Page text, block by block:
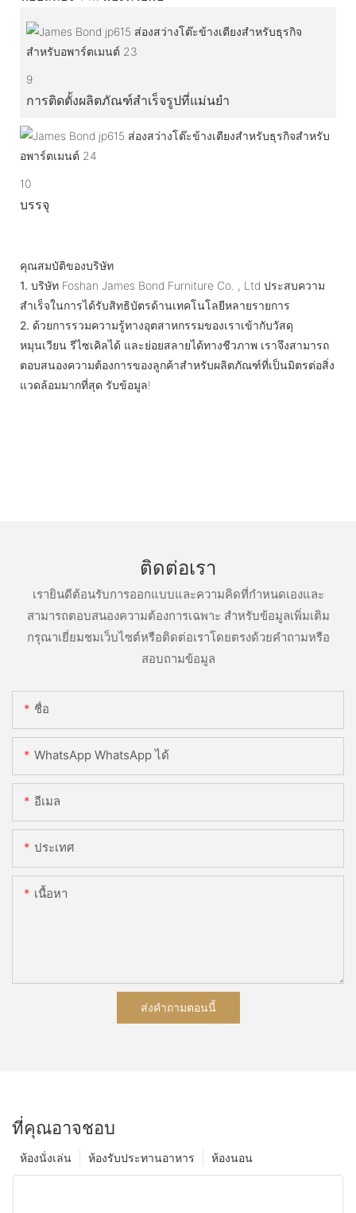
9
การติดตั้งผลิตภัณฑ์สำเร็จรูปที่แม่นยำ
10
บรรจุ
คุณสมบัติของบริษัท
1. บริษัท Foshan James Bond Furniture Co. , Ltd ประสบความ
สำเร็จในการได้รับสิทธิบัตรด้านเทคโนโลยีหลายรายการ
2. ด้วยการรวมความรู้ทางอุตสาหกรรมของเราเข้ากับวัสดุ
หมุนเวียน รีไซเคิลได้ และย่อยสลายได้ทางชีวภาพ เราจึงสามารถ
ตอบสนองความต้องการของลูกค้าสำหรับผลิตภัณฑ์ที่เป็นมิตรต่อสิ่ง
แวดล้อมมากที่สุด รับข้อมูล!
ติดต่อเรา
เรายินดีต้อนรับการออกแบบและความคิดที่กำหนดเองและ
สามารถตอบสนองความต้องการเฉพาะ สำหรับข้อมูลเพิ่มเติม
กรุณาเยี่ยมชมเว็บไซต์หรือติดต่อเราโดยตรงด้วยคำถามหรือ
สอบถามข้อมูล
ชื่อ
WhatsApp WhatsApp ได้
อีเมล
ประเทศ
เนื้อหา
ส่งคำถามตอนนี้
ที่คุณอาจชอบ
ห้องนอน
ห้องรับประทานอาหาร
ห้องนั่งเล่น